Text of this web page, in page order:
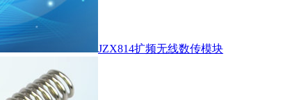
JZX814扩频无线数传模块